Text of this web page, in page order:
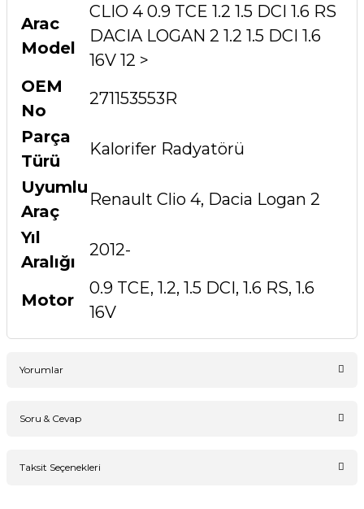
Arac
Model
CLIO 4 0.9 TCE 1.2 1.5 DCI 1.6 RS
DACIA LOGAN 2 1.2 1.5 DCI 1.6
16V 12 >
OEM
No
271153553R
Parça
Türü
Kalorifer Radyatörü
Uyumlu
Araç
Renault Clio 4, Dacia Logan 2
Yıl
Aralığı
2012-
Motor
0.9 TCE, 1.2, 1.5 DCI, 1.6 RS, 1.6
16V
Yorumlar
Soru & Cevap
Taksit Seçenekleri